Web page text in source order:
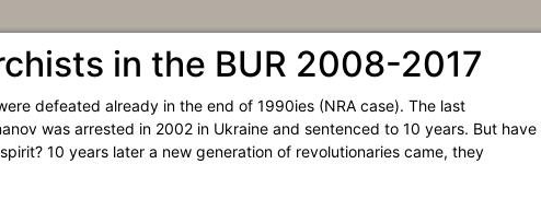
in the BUR 2008-2017
defeated already in the end of 1990ies (NRA case). The last
was arrested in 2002 in Ukraine and sentenced to 10 years. But have
10 years later a new generation of revolutionaries came, they